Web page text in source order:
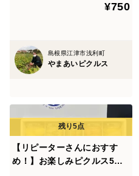
¥750
島根県江津市浅利町
やまあいピクルス
【リピーターさんにおすす
め！】お楽しみピクルス5本